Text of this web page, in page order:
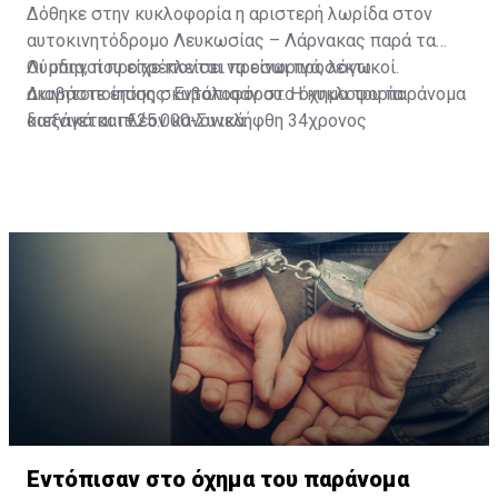
Δόθηκε στην κυκλοφορία η αριστερή λωρίδα στον
αυτοκινητόδρομο Λευκωσίας – Λάρνακας παρά τα
Λύμπια, που είχε κλείσει προσωρινά, λόγω
ακινητοποίησης σκυβαλοφόρου. Η κυκλοφορία
διεξάγεται πλέον κανονικά.
Οι οδηγοί προτρέπονται να είναι προσεκτικοί.
Διαβάστε επίσης:Εντόπισαν στο όχημα του παράνομα
καπνικά και €25.000-Συνελήφθη 34χρονος
Εντόπισαν στο όχημα του παράνομα